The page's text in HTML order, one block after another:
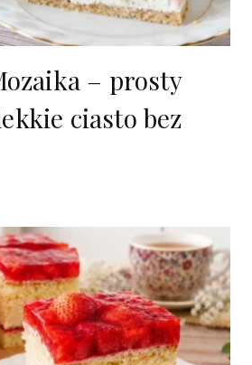
– prosty
ciasto bez